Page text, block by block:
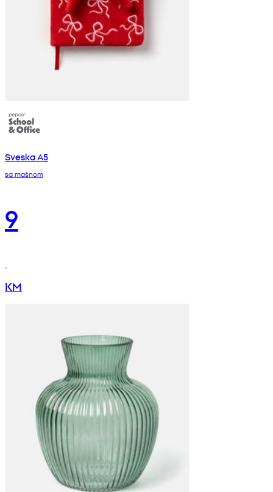
Sveska A5
sa mašnom
9
KM